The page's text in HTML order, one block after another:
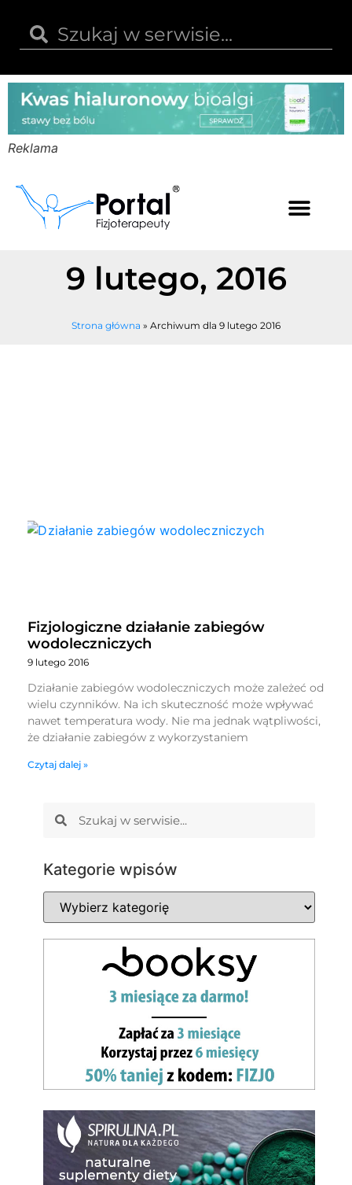
Reklama
9 lutego, 2016
Strona główna » Archiwum dla 9 lutego 2016
Fizjologiczne działanie zabiegów
wodoleczniczych
9 lutego 2016
Działanie zabiegów wodoleczniczych może zależeć od
wielu czynników. Na ich skuteczność może wpływać
nawet temperatura wody. Nie ma jednak wątpliwości,
że działanie zabiegów z wykorzystaniem
Czytaj dalej »
Kategorie wpisów